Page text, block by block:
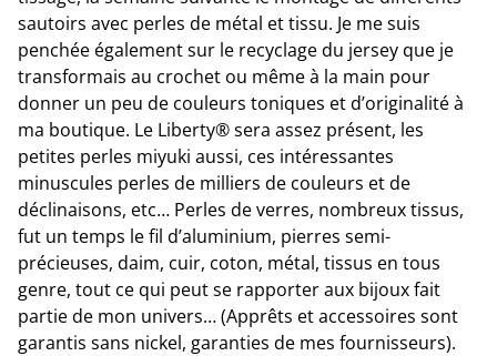
sautoirs avec perles de métal et tissu. Je me suis
penchée également sur le recyclage du jersey que je
transformais au crochet ou même à la main pour
donner un peu de couleurs toniques et d’originalité à
ma boutique. Le Liberty® sera assez présent, les
petites perles miyuki aussi, ces intéressantes
minuscules perles de milliers de couleurs et de
déclinaisons, etc… Perles de verres, nombreux tissus,
fut un temps le fil d’aluminium, pierres semi-
précieuses, daim, cuir, coton, métal, tissus en tous
genre, tout ce qui peut se rapporter aux bijoux fait
partie de mon univers… (Apprêts et accessoires sont
garantis sans nickel, garanties de mes fournisseurs).